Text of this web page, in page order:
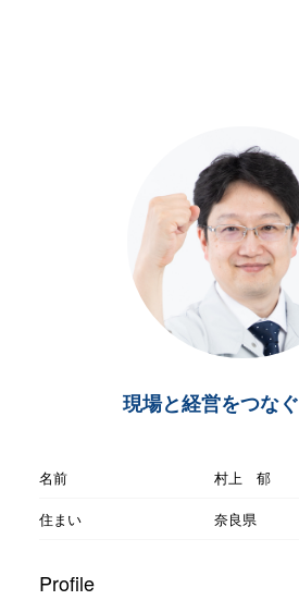
現場と経営をつな
名前
村上 郁
住まい
奈良県
Profile